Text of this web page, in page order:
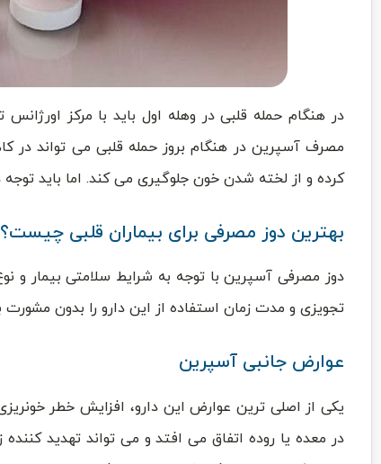
در هنگام حمله قلبی در وهله اول باید با مرکز
مصرف آسپرین در هنگام بروز حمله قلبی می تواند
کرده و از لخته شدن خون جلوگیری می کند. اما باید
بهترین دوز مصرفی برای بیماران قلبی چیست؟
دوز مصرفی آسپرین با توجه به شرایط سلامتی بیمار
تجویزی و مدت زمان استفاده از این دارو را بدون مشورت
عوارض جانبی آسپرین
یکی از اصلی ترین عوارض این دارو، افزایش خطر
در معده یا روده اتفاق می افتد و می تواند تهدید